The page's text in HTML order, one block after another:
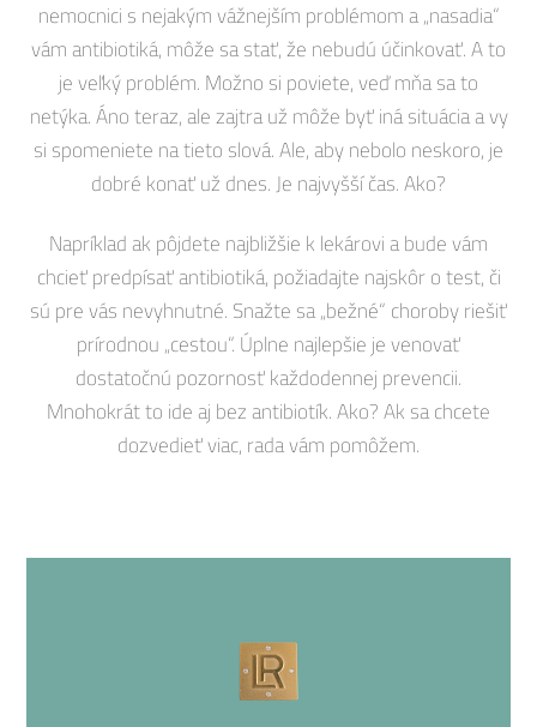
nemocnici s nejakým vážnejším problémom a „nasadia“
vám antibiotiká, môže sa stať, že nebudú účinkovať. A to
je veľký problém. Možno si poviete, veď mňa sa to
netýka. Áno teraz, ale zajtra už môže byť iná situácia a vy
si spomeniete na tieto slová. Ale, aby nebolo neskoro, je
dobré konať už dnes. Je najvyšší čas. Ako?
Napríklad ak pôjdete najbližšie k lekárovi a bude vám
chcieť predpísať antibiotiká, požiadajte najskôr o test, či
sú pre vás nevyhnutné. Snažte sa „bežné“ choroby riešiť
prírodnou „cestou“. Úplne najlepšie je venovať
dostatočnú pozornosť každodennej prevencii.
Mnohokrát to ide aj bez antibiotík. Ako? Ak sa chcete
dozvedieť viac, rada vám pomôžem.